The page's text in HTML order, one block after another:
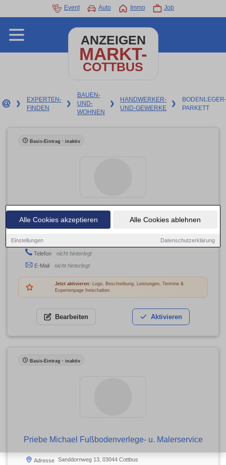
Alle Cookies akzeptieren Alle Cookies ablehnen
Einstellungen Datenschutzerklärung
Event Auto Immo Job
ANZEIGEN
MARKT-
COTTBUS
❯
EXPERTEN-
FINDEN
❯
BAUEN-
UND-
WOHNEN
❯
HANDWERKER-
UND-GEWERKE
❯
PARKETT
Basis-Eintrag · inaktiv
Zaroban Ronny Dienstleistungen
Adresse
Telefon
nicht hinterlegt
E-Mail
nicht hinterlegt
Jetzt aktivieren: Logo, Beschreibung, Leistungen, Termine &
Expertenpage freischalten.
Bearbeiten Aktivieren
Basis-Eintrag · inaktiv
Priebe Michael Fußbodenverlege- u. Malerservice
Adresse Sanddornweg 13, 03044 Cottbus